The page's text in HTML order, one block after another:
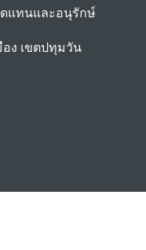
แทนและอนุรักษ์
ง เขตปทุมวัน